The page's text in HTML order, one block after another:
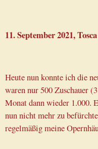
11. September 2021,
Heute nun konnte ich die
waren nur 500 Zuschauer
Monat dann wieder 1.000.
nun nicht mehr zu
regelmäßig meine